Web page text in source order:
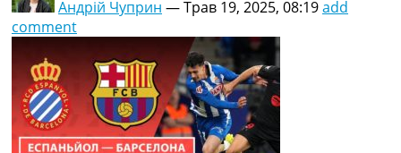
Андрій Чуприн —Трав 19, 2025, 08:19add
comment